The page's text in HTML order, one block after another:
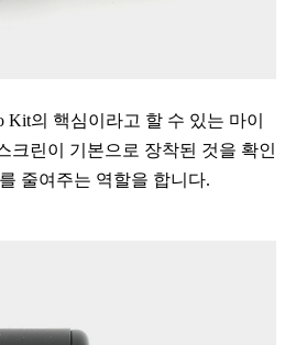
Kit의 핵심이라고 할 수 있는 마이
크린이 기본으로 장착된 것을 확인
줄여주는 역할을 합니다.